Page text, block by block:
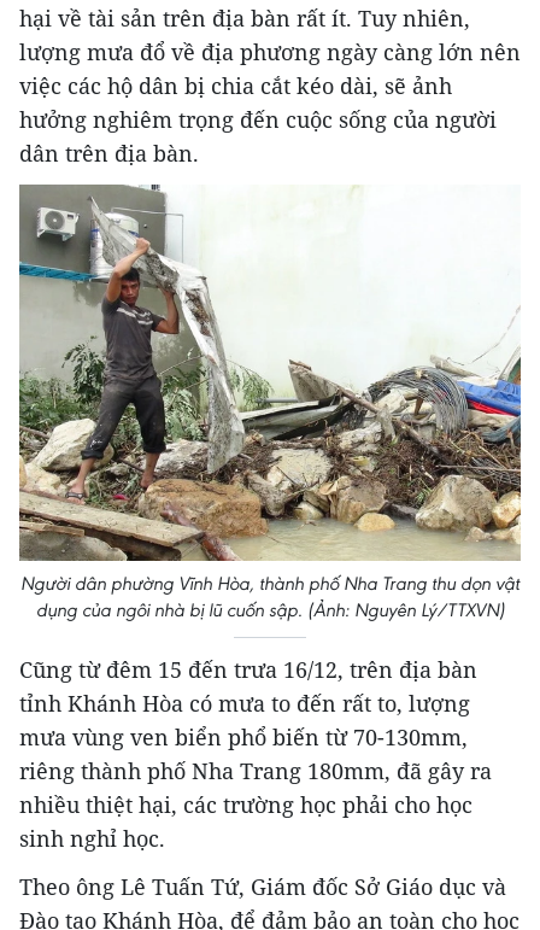
hại về tài sản trên địa bàn rất ít. Tuy nhiên,
lượng mưa đổ về địa phương ngày càng lớn nên
việc các hộ dân bị chia cắt kéo dài, sẽ ảnh
hưởng nghiêm trọng đến cuộc sống của người
dân trên địa bàn.
Người dân phường Vĩnh Hòa, thành phố Nha Trang thu dọn vật
dụng của ngôi nhà bị lũ cuốn sập. (Ảnh: Nguyên Lý/TTXVN)
Cũng từ đêm 15 đến trưa 16/12, trên địa bàn
tỉnh Khánh Hòa có mưa to đến rất to, lượng
mưa vùng ven biển phổ biến từ 70-130mm,
riêng thành phố Nha Trang 180mm, đã gây ra
nhiều thiệt hại, các trường học phải cho học
sinh nghỉ học.
Theo ông Lê Tuấn Tứ, Giám đốc Sở Giáo dục và
Đào tạo Khánh Hòa, để đảm bảo an toàn cho học